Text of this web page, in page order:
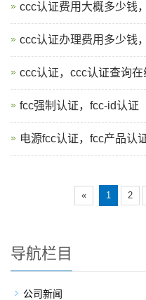
ccc认证费用大概多少钱
ccc认证办理费用多少钱
ccc认证，ccc认证查询在
fcc强制认证，fcc-id认证
电源fcc认证，fcc产品认
« 1 2
导航栏目
公司新闻